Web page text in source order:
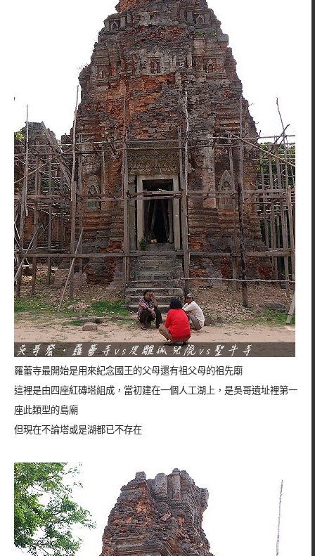
羅蕾寺最開始是用來紀念國王的父母還有祖父母的祖先廟
這裡是由四座紅磚塔組成，當初建在一個人工湖上，是吳哥遺址裡第一
座此類型的島廟
但現在不論塔或是湖都已不存在